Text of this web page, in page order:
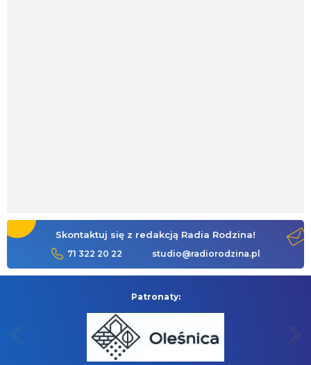
Skontaktuj się z redakcją Radia Rodzina!
71 322 20 22 studio@radiorodzina.pl
Patronaty: